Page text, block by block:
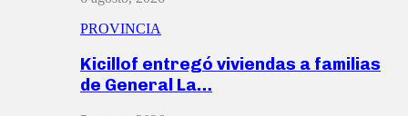
PROVINCIA
Kicillof entregó viviendas a familias
de General La…